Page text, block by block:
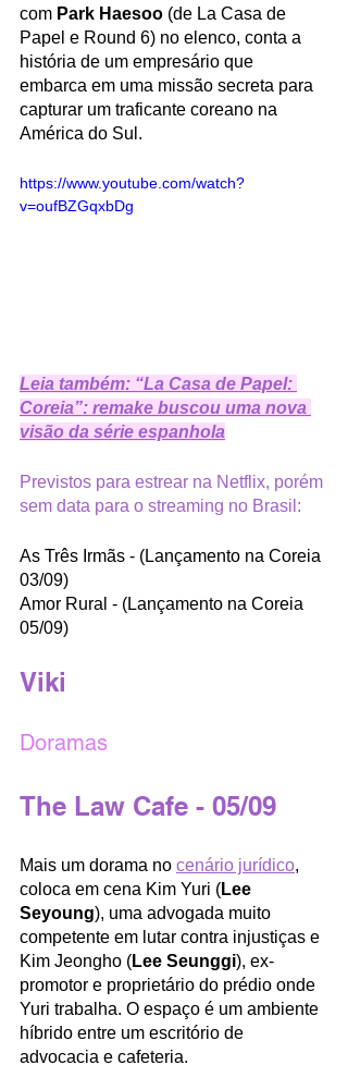
com Park Haesoo (de La Casa de
Papel e Round 6) no elenco, conta a
história de um empresário que
embarca em uma missão secreta para
capturar um traficante coreano na
América do Sul.
https://www.youtube.com/watch?
v=oufBZGqxbDg
Leia também: “La Casa de Papel:
Coreia”: remake buscou uma nova
visão da série espanhola
Previstos para estrear na Netflix, porém
sem data para o streaming no Brasil:
As Três Irmãs - (Lançamento na Coreia
03/09)
Amor Rural - (Lançamento na Coreia
05/09)
Viki
Doramas
The Law Cafe - 05/09
Mais um dorama no cenário jurídico,
coloca em cena Kim Yuri (Lee
Seyoung), uma advogada muito
competente em lutar contra injustiças e
Kim Jeongho (Lee Seunggi), ex-
promotor e proprietário do prédio onde
Yuri trabalha. O espaço é um ambiente
híbrido entre um escritório de
advocacia e cafeteria.